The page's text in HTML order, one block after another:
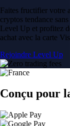
Faites fructifier votre
cryptos tendance
Level Up et profitez
achat avec la carte
Rejoindre Level Up
Conçu pour